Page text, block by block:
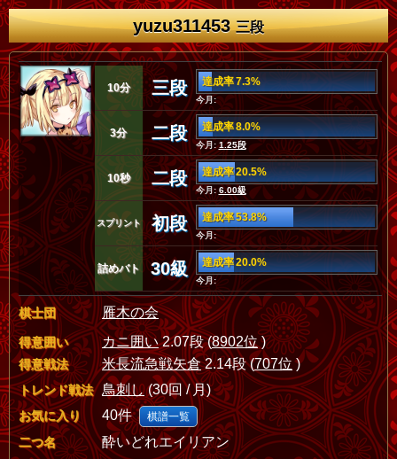
yuzu311453三段
10分 三段 達成率 7.3%
今月:
3分 二段 達成率 8.0%
今月:1.25段
10秒 二段 達成率 20.5%
今月: 6.00級
スプリント 初段 達成率 53.8%
今月:
詰めバト 30級 達成率 20.0%
今月:
棋士団 雁木の会
得意囲い カニ囲い2.07段 (8902位)
得意戦法 米長流急戦矢倉2.14段 (707位)
トレンド戦法 鳥刺し(30回 / 月)
お気に入り 40件 棋譜一覧
二つ名 酔いどれエイリアン